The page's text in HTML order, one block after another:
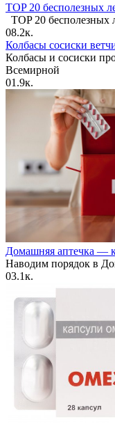
TOP 20 бесполезных
TOP 20 бесполезных
08.2к.
Колбасы сосиски
Колбасы и сосиски
Всемирной
01.9к.
Домашняя аптечка —
Наводим порядок в
03.1к.